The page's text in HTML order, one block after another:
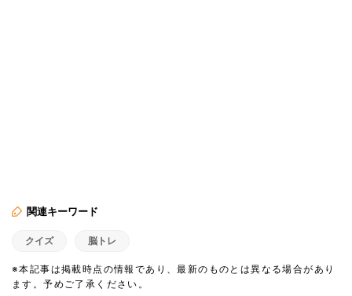
関連キーワード
クイズ 脳トレ
※本記事は掲載時点の情報であり、最新のものとは異なる場合があり
ます。予めご了承ください。